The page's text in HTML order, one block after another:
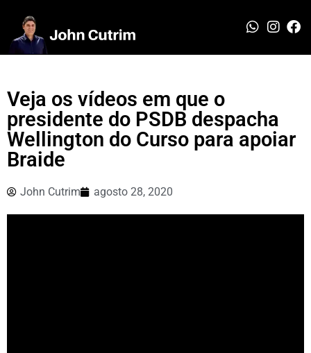
Veja os vídeos em que o
presidente do PSDB despacha
Wellington do Curso para apoiar
Braide
John Cutrim agosto 28, 2020